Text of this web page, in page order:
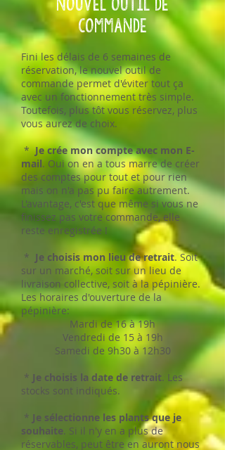
COMMANDe
Fini les délais de 6 semaines de
réservation, le nouvel outil de
commande permet d'éviter tout ça
avec un fonctionnement très simple.
Toutefois, plus tôt vous réservez, plus
vous aurez de choix.
*Je crée mon compte avec mon E-
mail. Oui on en a tous marre de créer
des comptes pour tout et pour rien
mais on n'a pas pu faire autrement.
L'avantage, c'est que même si vous ne
finissez pas votre commande, elle
reste enregistrée !
* Je choisis mon lieu de retrait. Soit
sur un marché, soit sur un lieu de
livraison collective, soit à la pépinière.
Les horaires d'ouverture de la
pépinière:
Mardi de 16 à 19h
Vendredi de 15 à 19h
Samedi de 9h30 à 12h30
* Je choisis la date de retrait. Les
stocks sont indiqués.
* Je sélectionne les plants que je
souhaite. Si il n'y en a plus de
réservables, peut être en auront nous